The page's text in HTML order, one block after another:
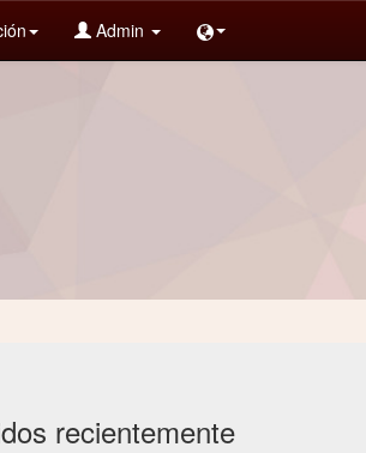
Admin
recientemente